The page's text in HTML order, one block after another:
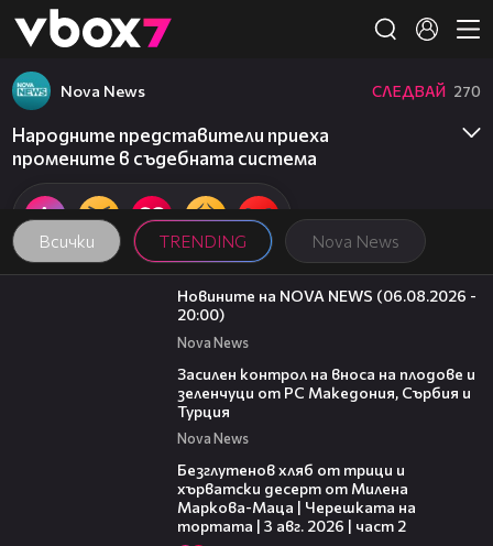
👾
Всички TRENDING Nova News
Nova News СЛЕДВАЙ 270
Народните представители приеха
промените в съдебната система
23:12
Новините на NOVA NEWS (06.08.2026 -
20:00)
Nova News
Засилен контрол на вноса на плодове и
зеленчуци от РС Македония, Сърбия и
Турция
Nova News
Безглутенов хляб от трици и
хърватски десерт от Милена
Маркова-Маца | Черешката на
тортата | 3 авг. 2026 | част 2